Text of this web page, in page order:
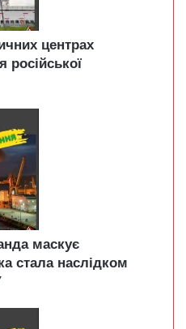
центрах
російської
маскує
стала наслідком